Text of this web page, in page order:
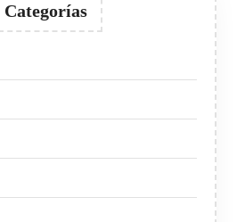
Categorías